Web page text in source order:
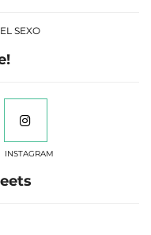
SEXO
INSTAGRAM